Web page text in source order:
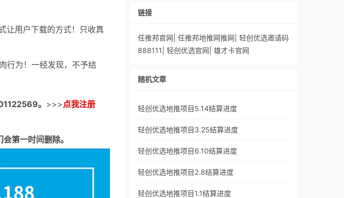
让用户下载的方式！只收真
行为！一经发现，不予结
。 >>>点我注册
第一时间删除。
链接
任推邦官网 任推邦地推网推网 轻创优选邀请码
888111
轻创优选官网 雄才卡官网
随机文章
轻创优选地推项目5.14结算进度
轻创优选地推项目3.25结算进度
轻创优选地推项目6.10结算进度
轻创优选地推项目2.8结算进度
轻创优选地推项目1.1结算进度